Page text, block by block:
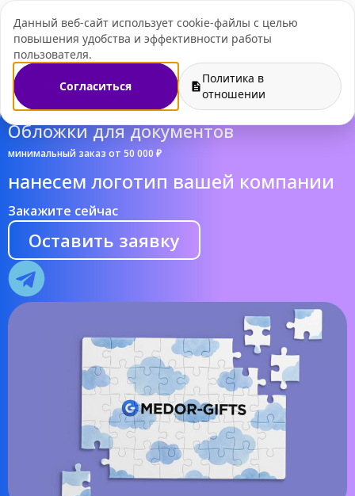
Данный веб-сайт использует cookie-файлы с целью
повышения удобства и эффективности работы
пользователя.
Согласиться
Политика в
отношении
+7 (495) 109-07-
Обложки для документов
минимальный заказ от 50 000 ₽
нанесем логотип вашей компании
Закажите сейчас
Оставить заявку